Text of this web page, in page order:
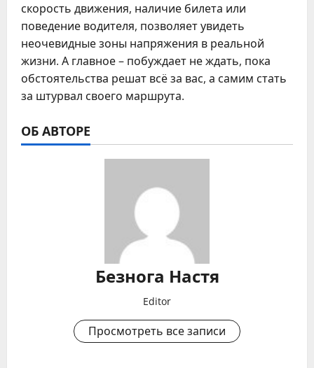
скорость движения, наличие билета или
поведение водителя, позволяет увидеть
неочевидные зоны напряжения в реальной
жизни. А главное – побуждает не ждать, пока
обстоятельства решат всё за вас, а самим стать
за штурвал своего маршрута.
ОБ АВТОРЕ
Безнога Настя
Editor
Просмотреть все записи